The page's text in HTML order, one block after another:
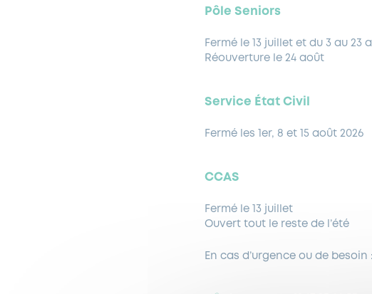
Pôle Seniors
Fermé le 13 juillet et du 3 au 23
Réouverture le 24 août
Service État Civil
Fermé les 1er, 8 et 15 août 2026
CCAS
Fermé le 13 juillet
Ouvert tout le reste de l’été
En cas d’urgence ou de besoin :